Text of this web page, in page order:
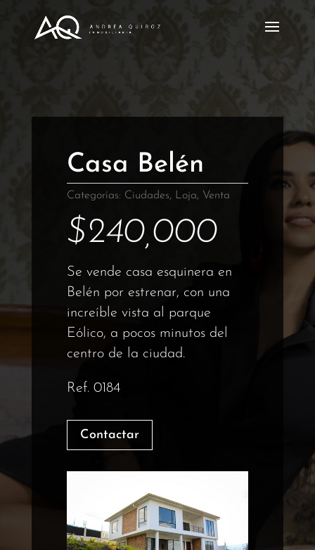
Casa Belén
Categorías: Ciudades, Loja, Venta
$240,000
Se vende casa esquinera en
Belén por estrenar, con una
increíble vista al parque
Eólico, a pocos minutos del
centro de la ciudad.
Ref. 0184
Contactar